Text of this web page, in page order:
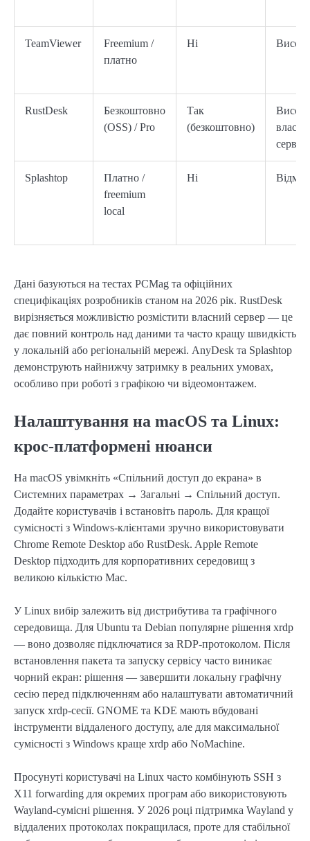
TeamViewer
Freemium /
платно
Ні Висока
RustDesk
Безкоштовно
(OSS) / Pro
Так
(безкоштовно)
Splashtop
Платно /
freemium
local
Ні
Дані базуються на тестах PCMag та офіційних
специфікаціях розробників станом на 2026 рік. RustDesk
вирізняється можливістю розмістити власний сервер — це
дає повний контроль над даними та часто кращу швидкість
у локальній або регіональній мережі. AnyDesk та Splashtop
демонструють найнижчу затримку в реальних умовах,
особливо при роботі з графікою чи відеомонтажем.
Налаштування на macOS та Linux:
крос-платформені нюанси
На macOS увімкніть «Спільний доступ до екрана» в
Системних параметрах → Загальні → Спільний доступ.
Додайте користувачів і встановіть пароль. Для кращої
сумісності з Windows-клієнтами зручно використовувати
Chrome Remote Desktop або RustDesk. Apple Remote
Desktop підходить для корпоративних середовищ з
великою кількістю Mac.
У Linux вибір залежить від дистрибутива та графічного
середовища. Для Ubuntu та Debian популярне рішення xrdp
— воно дозволяє підключатися за RDP-протоколом. Після
встановлення пакета та запуску сервісу часто виникає
чорний екран: рішення — завершити локальну графічну
сесію перед підключенням або налаштувати автоматичний
запуск xrdp-сесії. GNOME та KDE мають вбудовані
інструменти віддаленого доступу, але для максимальної
сумісності з Windows краще xrdp або NoMachine.
Просунуті користувачі на Linux часто комбінують SSH з
X11 forwarding для окремих програм або використовують
Wayland-сумісні рішення. У 2026 році підтримка Wayland у
віддалених протоколах покращилася, проте для стабільної